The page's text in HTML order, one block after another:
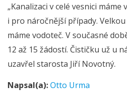
„Kanalizaci v celé vesnici
i pro náročnější případy.
máme vodoteč. V současné
12 až 15 žádostí. Čističku už u
uzavřel starosta Jiří Novotný.
Napsal(a):Otto Urma